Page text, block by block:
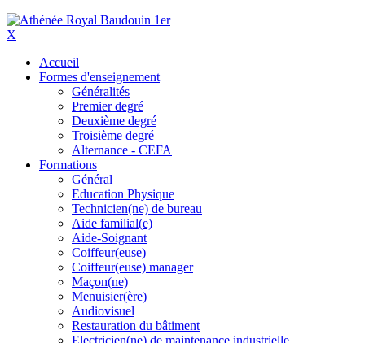
X
Accueil
Formes d'enseignement
Généralités
Premier degré
Deuxième degré
Troisième degré
Alternance - CEFA
Formations
Général
Education Physique
Technicien(ne) de bureau
Aide familial(e)
Aide-Soignant
Coiffeur(euse)
Coiffeur(euse) manager
Maçon(ne)
Menuisier(ère)
Audiovisuel
Restauration du bâtiment
Electricien(ne) de maintenance industrielle